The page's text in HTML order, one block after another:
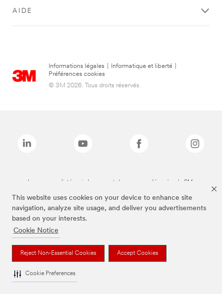
This website uses cookies on your device to enhance site
navigation, analyze site usage, and deliver you advertisements
based on your interests.
Cookie Notice
Reject Non-Essential Cookies Accept Cookies
Cookie Preferences
AIDE
Informations légales Informatique et liberté
Préférences cookies
© 3M 2026. Tous droits réservés.
Les marques listées ci-dessus sont des marques déposées de 3M.